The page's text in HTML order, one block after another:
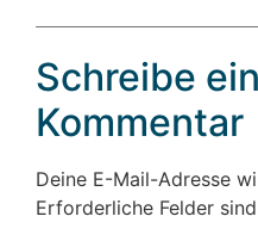
Schreibe
Kommentar
Deine E-Mail-Adresse
Erforderliche Felder